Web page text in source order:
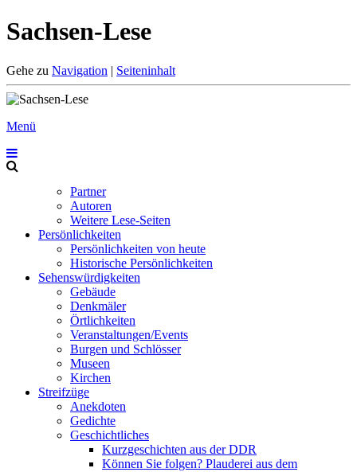
Sachsen-Lese
Gehe zu Navigation | Seiteninhalt
Menü
Partner
Autoren
Weitere Lese-Seiten
Persönlichkeiten
Persönlichkeiten von heute
Historische Persönlichkeiten
Sehenswürdigkeiten
Gebäude
Denkmäler
Örtlichkeiten
Veranstaltungen/Events
Burgen und Schlösser
Museen
Kirchen
Streifzüge
Anekdoten
Gedichte
Geschichtliches
Kurzgeschichten aus der DDR
Können Sie folgen? Plauderei aus dem